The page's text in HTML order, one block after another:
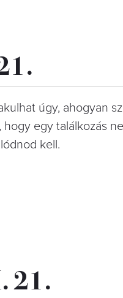
úgy, ahogyan
hogy egy találkozás
kell.
21.